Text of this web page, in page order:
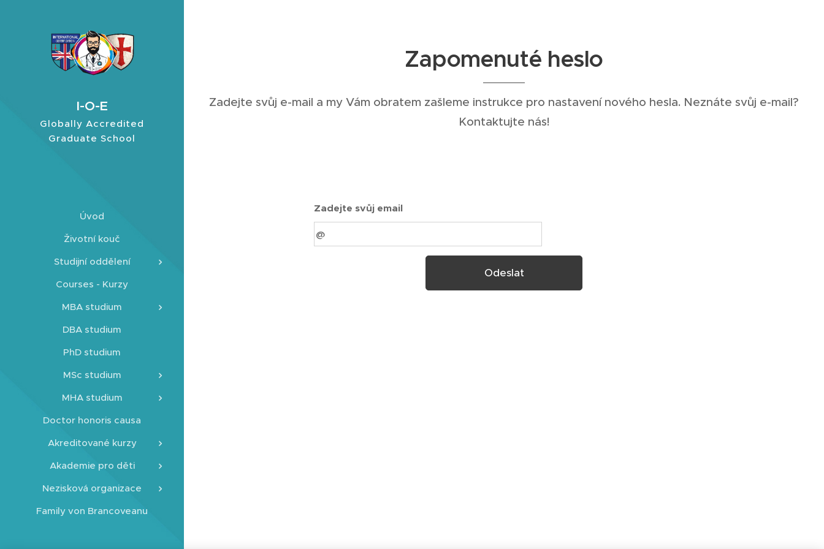
I-O-E
Globally Accredited
Graduate School
Úvod
Životní kouč
Studijní oddělení
Courses - Kurzy
MBA studium
DBA studium
PhD studium
MSc studium
MHA studium
Doctor honoris causa
Akreditované kurzy
Akademie pro děti
Nezisková organizace
Family von Brancoveanu
Zapomenuté heslo
Zadejte svůj e-mail a my Vám obratem zašleme instrukce pro nastavení nového hesla. Neznáte svůj e-mail?
Kontaktujte nás!
Zadejte svůj email
Odeslat